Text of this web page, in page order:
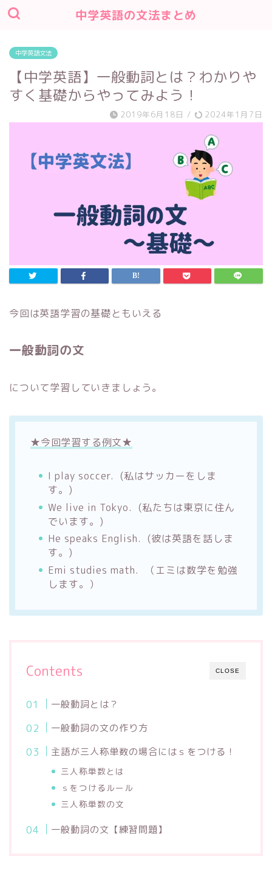
中学英語の文法まとめ
中学英語文法
【中学英語】一般動詞とは？わかりや
すく基礎からやってみよう！
2019年6月18日 / 2024年1月7日
今回は英語学習の基礎ともいえる
一般動詞の文
について学習していきましょう。
★今回学習する例文★
I play soccer. (私はサッカーをしま
す。)
We live in Tokyo. (私たちは東京に住ん
でいます。)
He speaks English. (彼は英語を話しま
す。)
Emi studies math. （エミは数学を勉強
します。）
CLOSE
Contents
一般動詞とは？
一般動詞の文の作り方
主語が三人称単数の場合にはｓをつける！
三人称単数とは
ｓをつけるルール
三人称単数の文
一般動詞の文【練習問題】